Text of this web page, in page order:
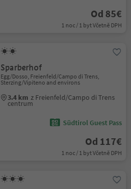
Od 85€
1 noc / 1 byt Včetně DPH
Sparberhof
Egg/Dosso, Freienfeld/Campo di Trens,
Sterzing/Vipiteno and environs
3.4 km z Freienfeld/Campo di Trens
centrum
Südtirol Guest Pass
Od 117€
1 noc / 1 byt Včetně DPH